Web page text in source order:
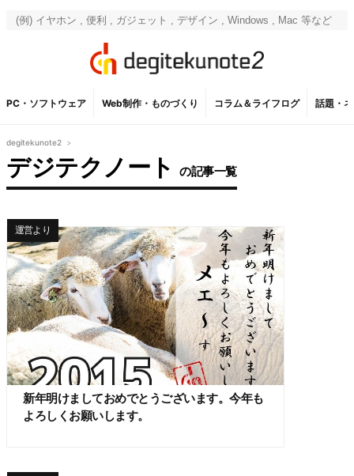
PC・ソフトウェア Web制作・ものづくり コラム＆ライフログ 話題・
degitekunote2 >
デジテクノート の記事一覧
新年明けましておめでとうございます。今年も
よろしくお願いします。
運営より